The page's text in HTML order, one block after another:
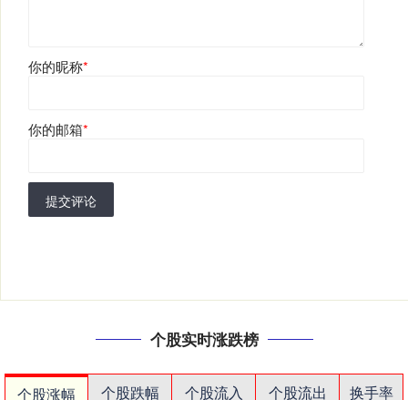
你的昵称*
你的邮箱*
提交评论
个股实时涨跌榜
个股涨幅 个股跌幅 个股流入 个股流出
换手率